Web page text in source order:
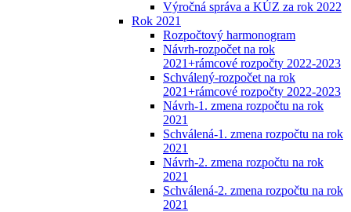
Výročná správa a KÚZ za rok 2022
Rok 2021
Rozpočtový harmonogram
Návrh-rozpočet na rok
2021+rámcové rozpočty 2022-2023
Schválený-rozpočet na rok
2021+rámcové rozpočty 2022-2023
Návrh-1. zmena rozpočtu na rok
2021
Schválená-1. zmena rozpočtu na rok
2021
Návrh-2. zmena rozpočtu na rok
2021
Schválená-2. zmena rozpočtu na rok
2021